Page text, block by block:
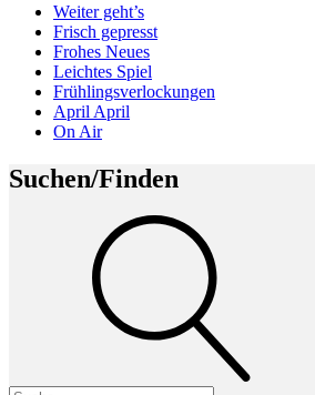
Weiter geht’s
Frisch gepresst
Frohes Neues
Leichtes Spiel
Frühlingsverlockungen
April April
On Air
Suchen/Finden